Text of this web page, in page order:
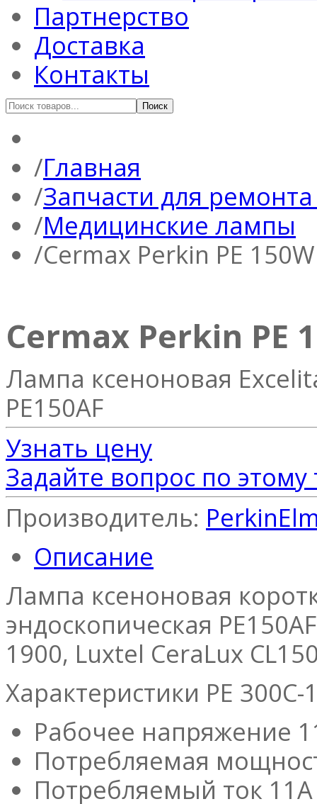
Партнерство
Доставка
Контакты
Главная
Запчасти для
Медицинские лампы
Cermax Perkin PE 150W
Cermax Perkin PE
Лампа ксеноновая
PE150AF
Узнать цену
Задайте вопрос по этому
Производитель:
Описание
Лампа ксеноновая
эндоскопическая
1900, Luxtel CeraLux
Характеристики PE 300C-
Рабочее напряжение
Потребляемая
Потребляемый ток 11А